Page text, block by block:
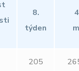
8.
týden
205